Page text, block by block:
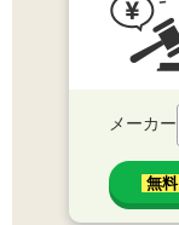
メーカー
無料